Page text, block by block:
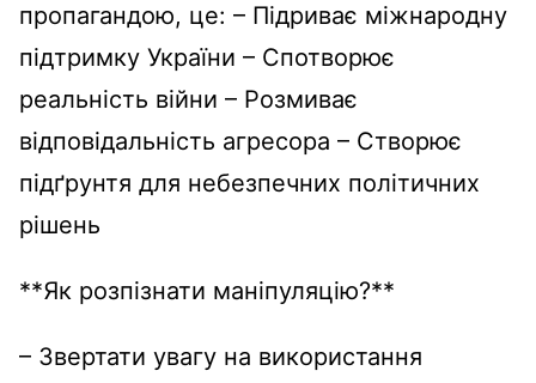
пропагандою, це: – Підриває міжнародну
підтримку України – Спотворює
реальність війни – Розмиває
відповідальність агресора – Створює
підґрунтя для небезпечних політичних
рішень
**Як розпізнати маніпуляцію?**
– Звертати увагу на використання